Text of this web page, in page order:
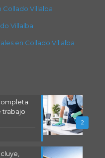
Collado Villalba
Villalba
en Collado Villalba
2
trabajo